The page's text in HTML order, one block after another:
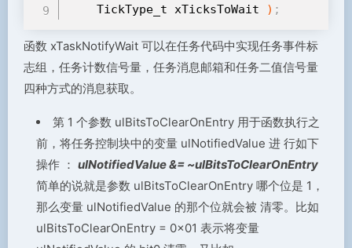
    TickType_t xTicksToWait
) ;
函数 xTaskNotifyWait 可以在任务代码中实现任务事件标
志组，任务计数信号量，任务消息邮箱和任务二值信号量
四种方式的消息获取。
第 1 个参数 ulBitsToClearOnEntry 用于函数执行之
前，将任务控制块中的变量 ulNotifiedValue 进 行如下
操作 ： ulNotifiedValue &= ~ulBitsToClearOnEntry
简单的说就是参数 ulBitsToClearOnEntry 哪个位是 1，
那么变量 ulNotifiedValue 的那个位就会被 清零。比如
ulBitsToClearOnEntry = 0x01 表示将变量